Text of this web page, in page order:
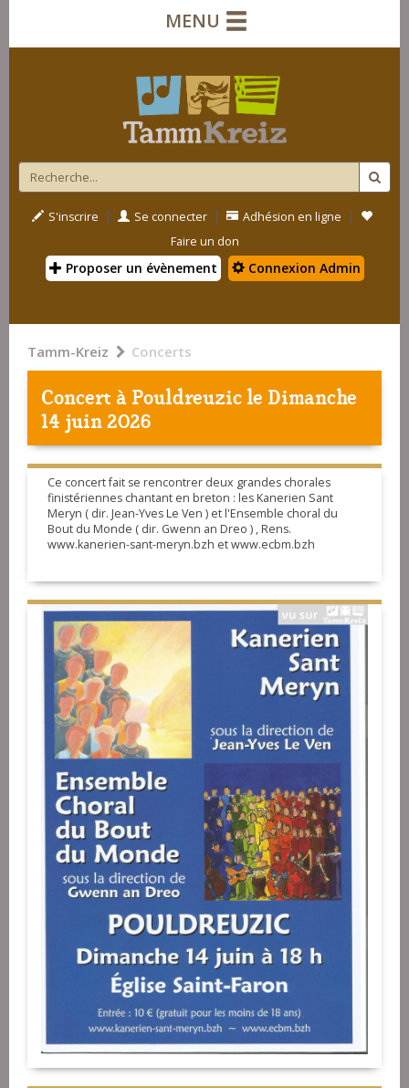
MENU
S'inscrire | Se connecter | Adhésion en ligne |
Faire un don
Proposer un évènement Connexion Admin
Tamm-Kreiz Concerts
Concert àPouldreuzicle Dimanche
14 juin 2026
Ce concert fait se rencontrer deux grandes chorales
finistériennes chantant en breton : les Kanerien Sant
Meryn ( dir. Jean-Yves Le Ven ) et l'Ensemble choral du
Bout du Monde ( dir. Gwenn an Dreo ) , Rens.
www.kanerien-sant-meryn.bzh et www.ecbm.bzh